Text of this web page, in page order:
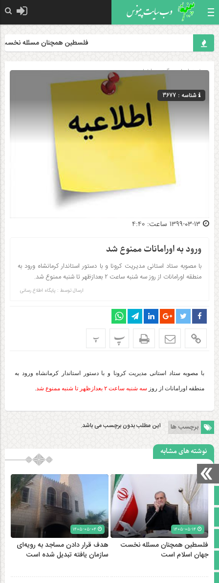
صفحه نخست
تالار گفتمان
آپارات
اینستاگرام
فلسطین همچنان مسئله نخست
صفحه اصلی» گروه »اخبار
شناسه : 3677
ورود به اورامانات ممنوع شد
با مصوبه ستاد استانی مدیریت کرونا و با دستور استاندار کرمانشاه ورود به
منطقه اورامانات از روز سه شنبه ساعت ۲ بعدازظهر تا شنبه ممنوع شد.
ارسال توسط : پایگاه اطلاع رسانی
پ پ
با مصوبه ستاد استانی مدیریت کرونا و با دستور استاندار کرمانشاه ورود به
منطقه اورامانات از روز سه شنبه ساعت ۲ بعدازظهر تا شنبه ممنوع شد
برچسب ها این مطلب بدون برچسب می باشد.
نوشته های مشابه
۱۴۰۵-۰۵-۱۴
فلسطین همچنان مسئله نخست
جهان اسلام است
هدف قرار دادن مساجد به رویه‌ای
سازمان‌ یافته تبدیل شده است